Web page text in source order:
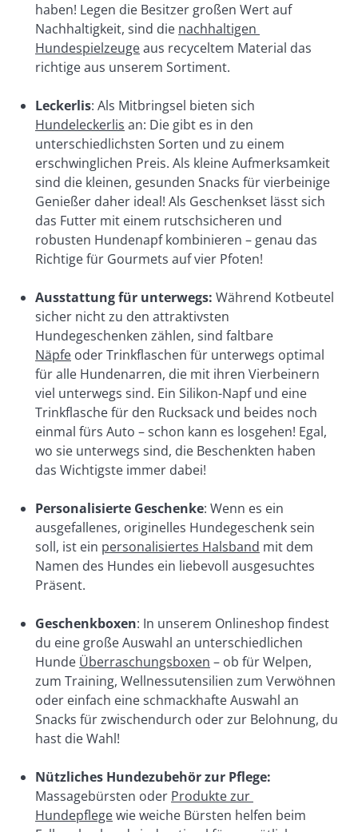
haben! Legen die Besitzer großen Wert auf
Nachhaltigkeit, sind die nachhaltigen
Hundespielzeuge aus recyceltem Material das
richtige aus unserem Sortiment.
Leckerlis
Hundeleckerlis an: Die gibt es in den
unterschiedlichsten Sorten und zu einem
erschwinglichen Preis. Als kleine Aufmerksamkeit
sind die kleinen, gesunden Snacks für vierbeinige
Genießer daher ideal! Als Geschenkset lässt sich
das Futter mit einem rutschsicheren und
robusten Hundenapf kombinieren – genau das
Richtige für Gourmets auf vier Pfoten!
Ausstattung für unterwegs: Während Kotbeutel
sicher nicht zu den attraktivsten
Näpfe oder Trinkflaschen für unterwegs optimal
für alle Hundenarren, die mit ihren Vierbeinern
viel unterwegs sind. Ein Silikon-Napf und eine
Trinkflasche für den Rucksack und beides noch
einmal fürs Auto – schon kann es losgehen! Egal,
wo sie unterwegs sind, die Beschenkten haben
das Wichtigste immer dabei!
Personalisierte Geschenke: Wenn es ein
ausgefallenes, originelles Hundegeschenk sein
soll, ist ein personalisiertes Halsband mit dem
Namen des Hundes ein liebevoll ausgesuchtes
Präsent.
Geschenkboxen: In unserem Onlineshop findest
du eine große Auswahl an unterschiedlichen
Hunde Überraschungsboxen – ob für Welpen,
zum Training, Wellnessutensilien zum Verwöhnen
oder einfach eine schmackhafte Auswahl an
Snacks für zwischendurch oder zur Belohnung, du
hast die Wahl!
Massagebürsten oder Produkte zur
Hundepflege